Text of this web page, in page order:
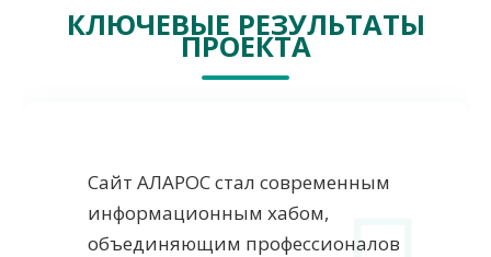
КЛЮЧЕВЫЕ РЕЗУЛЬТАТЫ
ПРОЕКТА
Сайт АЛАРОС стал современным
информационным хабом,
объединяющим профессионалов